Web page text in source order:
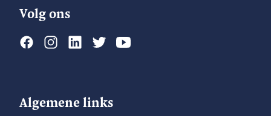
Volg ons
Algemene links